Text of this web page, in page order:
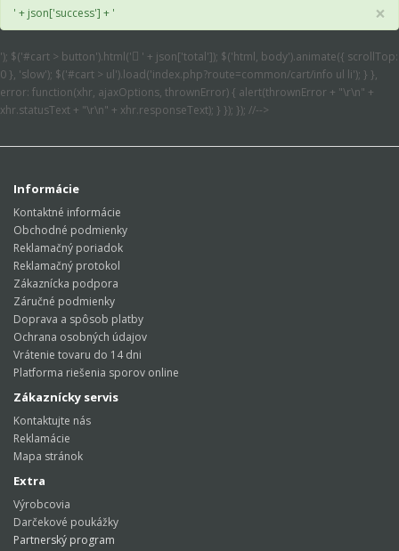
' + json['success'] + '
×
'); $('#cart > button').html('
' + json['total']); $('html, body').animate({ scrollTop:
0 }, 'slow'); $('#cart > ul').load('index.php?route=common/cart/info ul li'); } },
error: function(xhr, ajaxOptions, thrownError) { alert(thrownError + "\r\n" +
xhr.statusText + "\r\n" + xhr.responseText); } }); }); //-->
Informácie
Kontaktné informácie
Obchodné podmienky
Reklamačný poriadok
Reklamačný protokol
Zákaznícka podpora
Záručné podmienky
Doprava a spôsob platby
Ochrana osobných údajov
Vrátenie tovaru do 14 dni
Platforma riešenia sporov online
Zákaznícky servis
Kontaktujte nás
Reklamácie
Mapa stránok
Extra
Výrobcovia
Darčekové poukážky
Partnerský program